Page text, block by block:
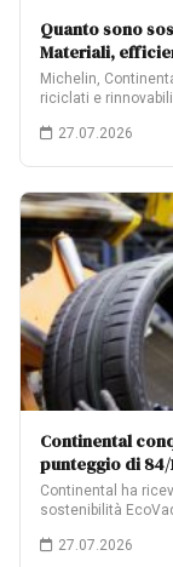
Quanto sono
Materiali,
Michelin,
riciclati e
27.07.2026
Continental
punteggio di
Continental ha
sostenibilità
27.07.2026